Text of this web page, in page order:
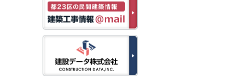
て、弊社休業のため情報
更新を停止させていただ
きます。
【期間】１２月２７日
(土)～１月４日(日)
上記の期間、情報の更新
がされませんので、ご了
承のほど、よろしくお願